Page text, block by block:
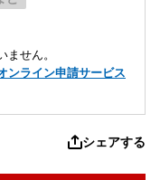
せん。
ンライン申請サービス
シェアする